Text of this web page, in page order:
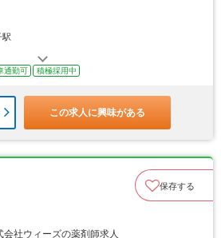
駅
通勤可 積極採用中
この求人に興味がある
保存する
社ウィーズの薬剤師求人